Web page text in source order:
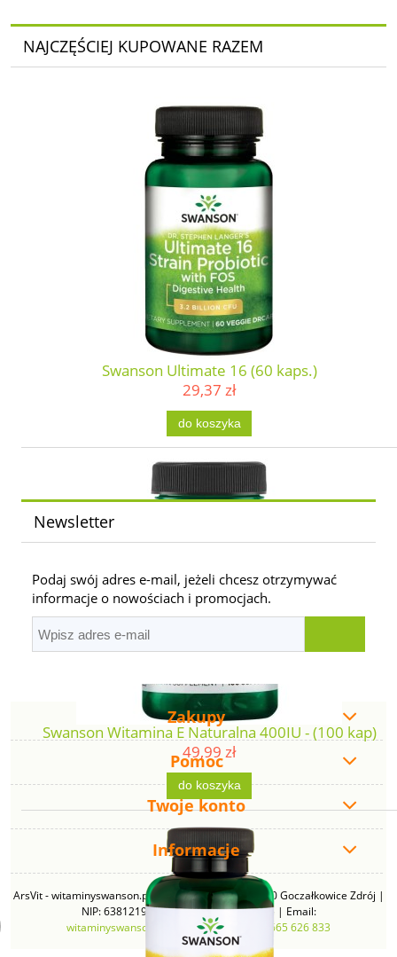
NAJCZĘŚCIEJ KUPOWANE RAZEM
Swanson Ultimate 16 (60 kaps.)
29,37 zł
do koszyka
Swanson Witamina E Naturalna 400IU - (100 kap)
49,99 zł
do koszyka
Newsletter
Podaj swój adres e-mail, jeżeli chcesz otrzymywać
informacje o nowościach i promocjach.
Zakupy
Pomoc
Twoje konto
Informacje
ArsVit - witaminyswanson.pl | ul. Zimowa 49B, 43-230 Goczałkowice Zdrój |
NIP: 6381219140 | REGON: 276280385 | Email:
witaminyswanson@gmail.com| Telefon: 665 626 833